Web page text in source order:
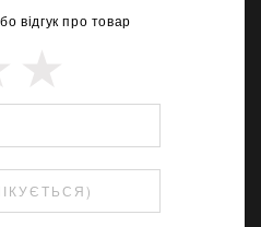
відгук про товар